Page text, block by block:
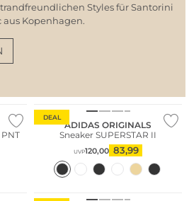
Styles für Santorini
Kopenhagen.
DEAL
ADIDAS ORIGINALS
Sneaker SUPERSTAR II
UVP120,00 83,99